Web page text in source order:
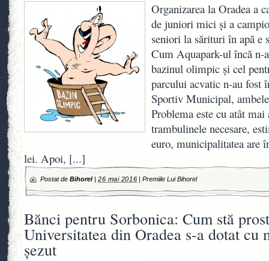
Organizarea la Oradea a
de juniori mici şi a
seniori la sărituri în apă e
Cum Aquapark-ul încă n-
bazinul olimpic şi cel
parcului acvatic n-au fost
Sportiv Municipal,
Problema este cu atât
trambulinele necesare,
euro, municipalitatea are
lei. Apoi, [...]
Postat de Bihorel| 26 mai 2016 |Premiile Lui Bihorel
Bănci pentru Sorbonica: Cum stă
Universitatea din Oradea s-a dotat
şezut